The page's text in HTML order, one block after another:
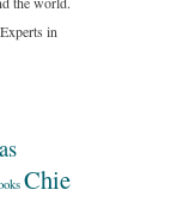
in
Chie